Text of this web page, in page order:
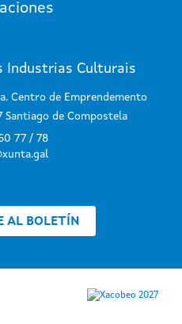
Industrias Culturais
Centro de Emprendemento
Santiago de Compostela
77 / 78
AL BOLETÍN